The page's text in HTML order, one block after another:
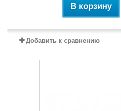
В корзину
Добавить к сравнению